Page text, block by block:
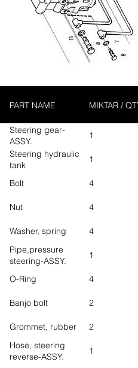
PART NAME MIKTAR /
Steering gear-
ASSY.
1
Steering hydraulic
tank
1
Bolt 4
Nut 4
Washer, spring 4
Pipe,pressure
steering-ASSY.
1
O-Ring 4
Banjo bolt 2
Grommet, rubber 2
Hose, steering
reverse-ASSY.
1